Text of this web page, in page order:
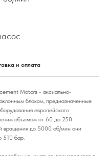
и оплата
Motors - аксиально-
блоком, предназначенные
европейского
объемом от 60 до 250
вращения до 5000 об/мин они
510 бар.